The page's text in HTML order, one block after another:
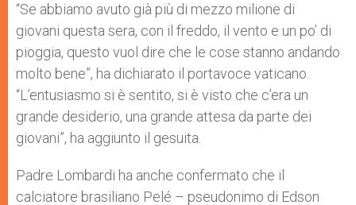
“Se abbiamo avuto già più di mezzo milione di
giovani questa sera, con il freddo, il vento e un po’ di
pioggia, questo vuol dire che le cose stanno andando
molto bene”, ha dichiarato il portavoce vaticano.
“L’entusiasmo si è sentito, si è visto che c’era un
grande desiderio, una grande attesa da parte dei
giovani”, ha aggiunto il gesuita.
Padre Lombardi ha anche confermato che il
calciatore brasiliano Pelé – pseudonimo di Edson